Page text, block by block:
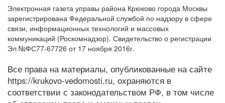
Электронная газета управы района Крюково города Москвы
зарегистрирована Федеральной службой по надзору в сфере
связи, информационных технологий и массовых
коммуникаций (Роскомнадзор). Свидетельство о регистрации
Эл №ФС77-67726 от 17 ноября 2016г.
Все права на материалы, опубликованные на сайте
https://krukovo-vedomosti.ru, охраняются в
соответствии с законодательством РФ, в том числе